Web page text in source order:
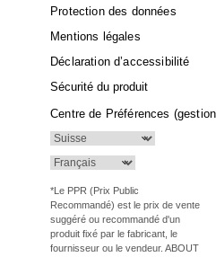
Protection des données
Mentions légales
Déclaration d’accessibilité
Sécurité du produit
Centre de Préférences
*Le PPR (Prix Public
Recommandé) est le prix de vente
suggéré ou recommandé d'un
produit fixé par le fabricant, le
fournisseur ou le vendeur. ABOUT